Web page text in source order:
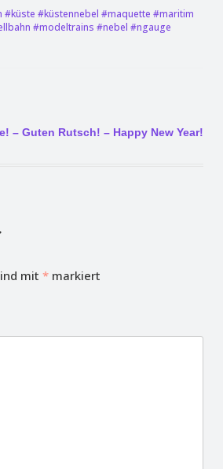
#küste #küstennebel #maquette #maritim
#modeltrains #nebel #ngauge
– Guten Rutsch! – Happy New Year!
mit * markiert